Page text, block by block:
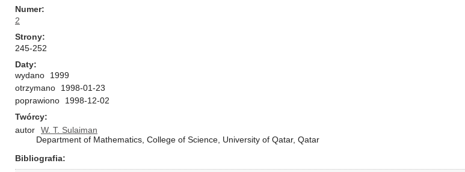
Numer
2
Strony
245-252
Daty
wydano
1999
otrzymano
1998-01-23
poprawiono
1998-12-02
Twórcy
autor
W. T. Sulaiman
Department of Mathematics, College of Science, University of Qatar, Qatar
Bibliografia